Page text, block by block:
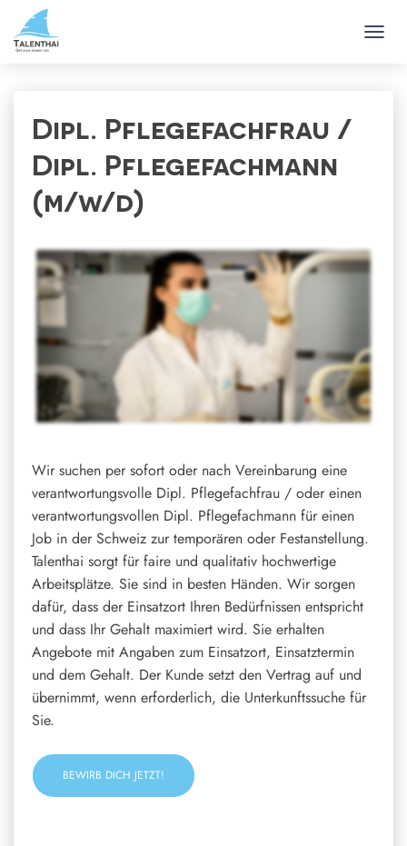
Dipl. Pflegefachfrau /
Dipl. Pflegefachmann
(m/w/d)
Wir suchen per sofort oder nach Vereinbarung eine
verantwortungsvolle Dipl. Pflegefachfrau / oder einen
verantwortungsvollen Dipl. Pflegefachmann für einen
Job in der Schweiz zur temporären oder Festanstellung.
Talenthai sorgt für faire und qualitativ hochwertige
Arbeitsplätze. Sie sind in besten Händen. Wir sorgen
dafür, dass der Einsatzort Ihren Bedürfnissen entspricht
und dass Ihr Gehalt maximiert wird. Sie erhalten
Angebote mit Angaben zum Einsatzort, Einsatztermin
und dem Gehalt. Der Kunde setzt den Vertrag auf und
übernimmt, wenn erforderlich, die Unterkunftssuche für
Sie.
BEWIRB DICH JETZT!